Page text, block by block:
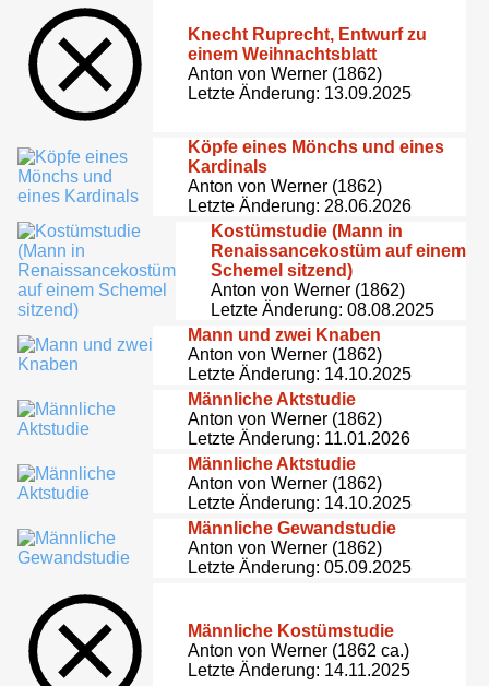
Knecht Ruprecht, Entwurf zu
einem Weihnachtsblatt
Anton von Werner (1862)
Letzte Änderung: 13.09.2025
Köpfe eines Mönchs und eines
Kardinals
Anton von Werner (1862)
Letzte Änderung: 28.06.2026
Kostümstudie (Mann in
Renaissancekostüm auf einem
Schemel sitzend)
Anton von Werner (1862)
Letzte Änderung: 08.08.2025
Mann und zwei Knaben
Anton von Werner (1862)
Letzte Änderung: 14.10.2025
Männliche Aktstudie
Anton von Werner (1862)
Letzte Änderung: 11.01.2026
Männliche Aktstudie
Anton von Werner (1862)
Letzte Änderung: 14.10.2025
Männliche Gewandstudie
Anton von Werner (1862)
Letzte Änderung: 05.09.2025
Männliche Kostümstudie
Anton von Werner (1862 ca.)
Letzte Änderung: 14.11.2025